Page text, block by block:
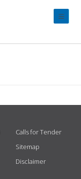
Calls for Tender
Sitemap
Disclaimer